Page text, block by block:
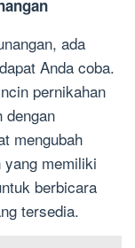
ada
Anda coba.
pernikahan
dengan
mengubah
memiliki
berbicara
tersedia.